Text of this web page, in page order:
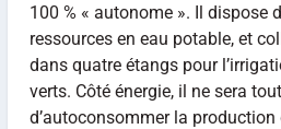
100 % « autonome ». Il dispose
ressources en eau potable, et
dans quatre étangs pour
verts. Côté énergie, il ne sera
d’autoconsommer la production